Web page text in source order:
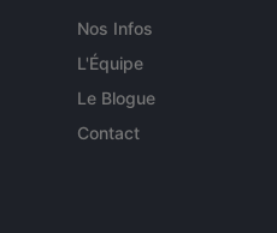
Nos Infos
L'Équipe
Le Blogue
Contact